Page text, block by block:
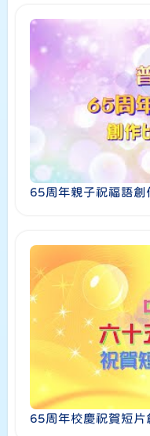
65周年親子祝福語創
65周年校慶祝賀短片